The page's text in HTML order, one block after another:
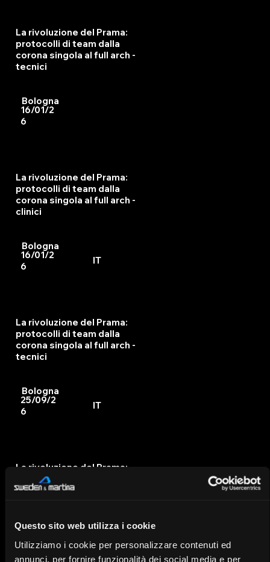
Questo sito web utilizza i cookie
Utilizziamo i cookie per personalizzare contenuti ed
annunci, per fornire funzionalità dei social media e per
La rivoluzione del Prama:
protocolli di team dalla
corona singola al full arch -
tecnici
16/01/2
6
Bologna
La rivoluzione del Prama:
protocolli di team dalla
corona singola al full arch -
clinici
16/01/2
6
IT
Bologna
La rivoluzione del Prama:
protocolli di team dalla
corona singola al full arch -
tecnici
25/09/2
6
IT
Bologna
La rivoluzione del Prama:
protocolli di team dalla
corona singola al full arch -
25/09/2
6
IT